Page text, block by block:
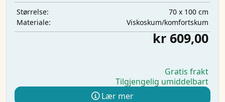
Størrelse:
70 x 100 cm
Materiale:
Viskoskum/komfortskum
kr 609,00
Gratis frakt
Tilgjengelig umiddelbart
Lær mer